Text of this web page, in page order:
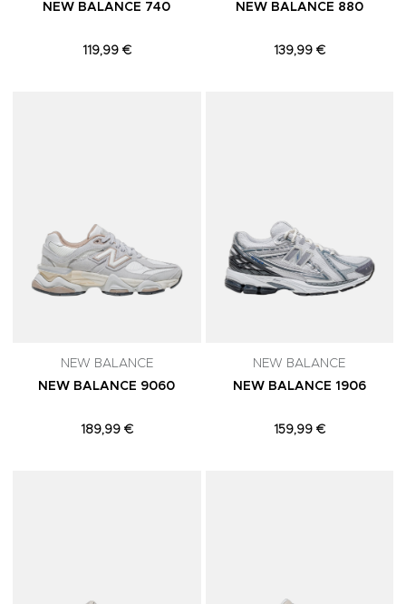
NEW BALANCE 740
119,99 €
NEW BALANCE 880
139,99 €
NEW BALANCE
NEW BALANCE 9060
189,99 €
NEW BALANCE
NEW BALANCE 1906
159,99 €